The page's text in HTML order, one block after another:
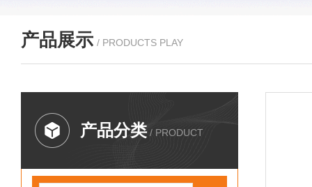
产品展示 / PRODUCTS PLAY
产品分类 / PRODUCT